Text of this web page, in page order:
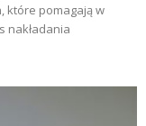
które pomagają w
nakładania